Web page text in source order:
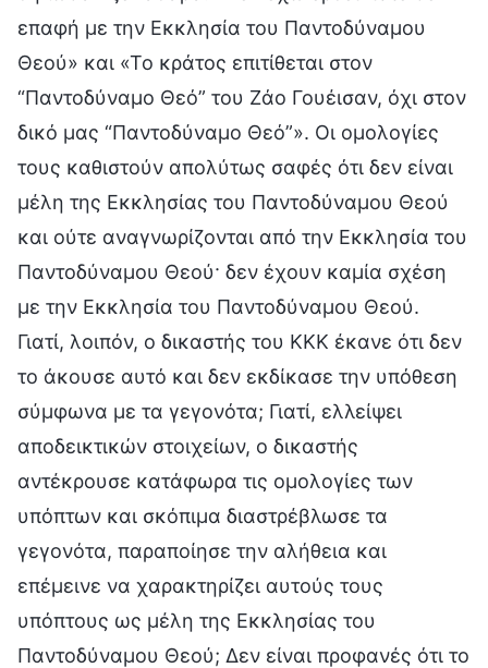
επαφή με την Εκκλησία του Παντοδύναμου
Θεού» και «Το κράτος επιτίθεται στον
“Παντοδύναμο Θεό” του Ζάο Γουέισαν, όχι στον
δικό μας “Παντοδύναμο Θεό”». Οι ομολογίες
τους καθιστούν απολύτως σαφές ότι δεν είναι
μέλη της Εκκλησίας του Παντοδύναμου Θεού
και ούτε αναγνωρίζονται από την Εκκλησία του
Παντοδύναμου Θεού· δεν έχουν καμία σχέση
με την Εκκλησία του Παντοδύναμου Θεού.
Γιατί, λοιπόν, ο δικαστής του ΚΚΚ έκανε ότι δεν
το άκουσε αυτό και δεν εκδίκασε την υπόθεση
σύμφωνα με τα γεγονότα; Γιατί, ελλείψει
αποδεικτικών στοιχείων, ο δικαστής
αντέκρουσε κατάφωρα τις ομολογίες των
υπόπτων και σκόπιμα διαστρέβλωσε τα
γεγονότα, παραποίησε την αλήθεια και
επέμεινε να χαρακτηρίζει αυτούς τους
υπόπτους ως μέλη της Εκκλησίας του
Παντοδύναμου Θεού; Δεν είναι προφανές ότι το